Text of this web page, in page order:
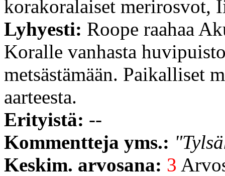
korakoralaiset merirosvot,
Lyhyesti: Roope raahaa
Koralle vanhasta
metsästämään. Paikalliset
aarteesta.
Erityistä: --
Kommentteja yms.:
Keskim. arvosana: 3